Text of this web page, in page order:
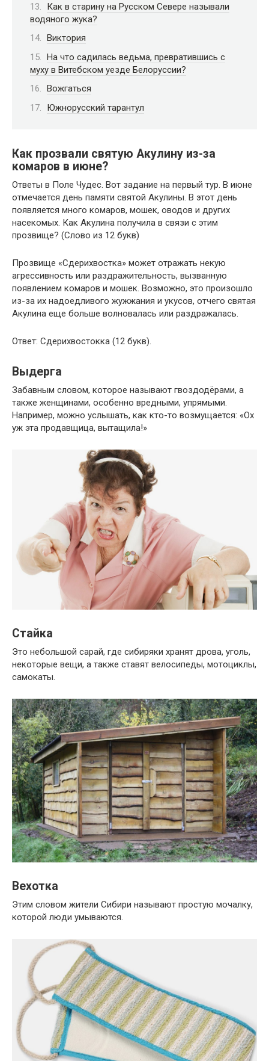
Как в старину на Русском Севере называли
водяного жука?
Виктория
На что садилась ведьма, превратившись с
муху в Витебском уезде Белоруссии?
Вожгаться
Южнорусский тарантул
Как прозвали святую Акулину из-за
комаров в июне?
Ответы в Поле Чудес. Вот задание на первый тур. В июне
отмечается день памяти святой Акулины. В этот день
появляется много комаров, мошек, оводов и других
насекомых. Как Акулина получила в связи с этим
прозвище? (Слово из 12 букв)
Прозвище «Сдерихвостка» может отражать некую
агрессивность или раздражительность, вызванную
появлением комаров и мошек. Возможно, это произошло
из-за их надоедливого жужжания и укусов, отчего святая
Акулина еще больше волновалась или раздражалась.
Ответ: Сдерихвостокка (12 букв).
Выдерга
Забавным словом, которое называют гвоздодёрами, а
также женщинами, особенно вредными, упрямыми.
Например, можно услышать, как кто-то возмущается: «Ох
уж эта продавщица, вытащила!»
Стайка
Это небольшой сарай, где сибиряки хранят дрова, уголь,
некоторые вещи, а также ставят велосипеды, мотоциклы,
самокаты.
Вехотка
Этим словом жители Сибири называют простую мочалку,
которой люди умываются.